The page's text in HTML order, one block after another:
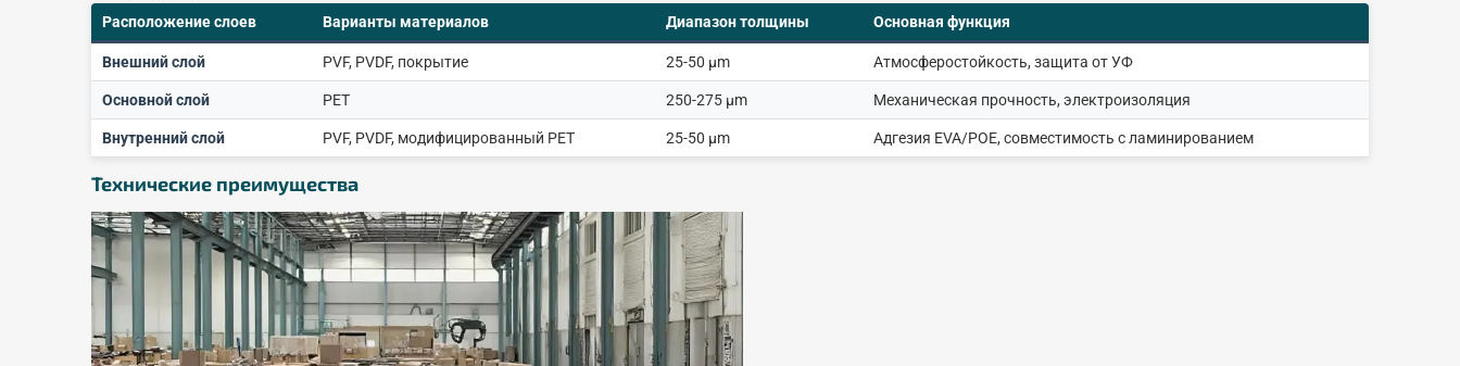
Расположение слоев Варианты материалов Диапазон толщины Основная функция
Внешний слой PVF, PVDF, покрытие 25-50 μm Атмосферостойкость, защита от УФ
Основной слой PET 250-275 μm Механическая прочность, электроизоляция
Внутренний слой PVF, PVDF, модифицированный PET 25-50 μm Адгезия EVA/POE, совместимость с ламинированием
Технические преимущества